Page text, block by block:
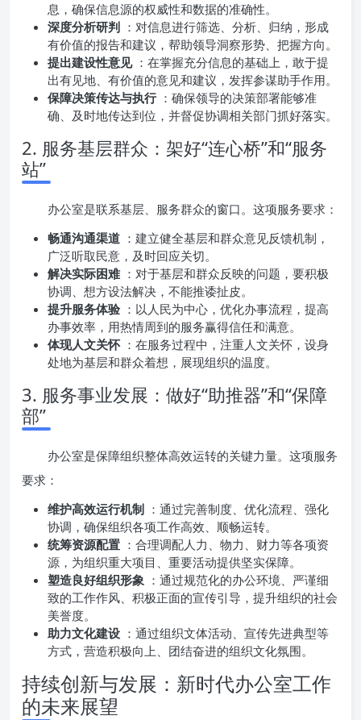
息，确保信息源的权威性和数据的准确性。
深度分析研判 ：对信息进行筛选、分析、归纳，形成
有价值的报告和建议，帮助领导洞察形势、把握方向。
提出建设性意见 ：在掌握充分信息的基础上，敢于提
出有见地、有价值的意见和建议，发挥参谋助手作用。
保障决策传达与执行 ：确保领导的决策部署能够准
确、及时地传达到位，并督促协调相关部门抓好落实。
2. 服务基层群众：架好“连心桥”和“服务
站”
办公室是联系基层、服务群众的窗口。这项服务要求：
畅通沟通渠道 ：建立健全基层和群众意见反馈机制，
广泛听取民意，及时回应关切。
解决实际困难 ：对于基层和群众反映的问题，要积极
协调、想方设法解决，不能推诿扯皮。
提升服务体验 ：以人民为中心，优化办事流程，提高
办事效率，用热情周到的服务赢得信任和满意。
体现人文关怀 ：在服务过程中，注重人文关怀，设身
处地为基层和群众着想，展现组织的温度。
3. 服务事业发展：做好“助推器”和“保障
部”
办公室是保障组织整体高效运转的关键力量。这项服务
要求：
维护高效运行机制 ：通过完善制度、优化流程、强化
协调，确保组织各项工作高效、顺畅运转。
统筹资源配置 ：合理调配人力、物力、财力等各项资
源，为组织重大项目、重要活动提供坚实保障。
塑造良好组织形象 ：通过规范化的办公环境、严谨细
致的工作作风、积极正面的宣传引导，提升组织的社会
美誉度。
助力文化建设 ：通过组织文体活动、宣传先进典型等
方式，营造积极向上、团结奋进的组织文化氛围。
持续创新与发展：新时代办公室工作
的未来展望